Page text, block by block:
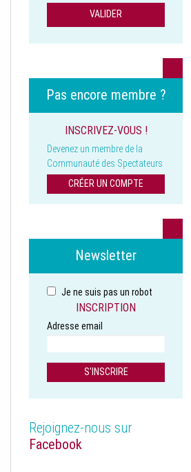
Pas encore membre ?
INSCRIVEZ-VOUS !
Devenez un membre de la
Communauté des Spectateurs
CRÉER UN COMPTE
Newsletter
Je ne suis pas un robot
INSCRIPTION
Adresse email
Rejoignez-nous sur
Facebook